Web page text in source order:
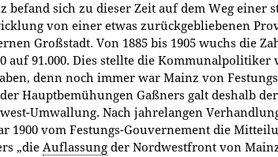
befand sich zu dieser Zeit auf dem Weg einer
von einer etwas zurückgebliebenen
Großstadt. Von 1885 bis 1905 wuchs die
auf 91.000. Dies stellte die
denn noch immer war Mainz von
Hauptbemühungen Gaßners galt deshalb
Umwallung. Nach jahrelangen
1900 vom Festungs-Gouvernement die
„die Auflassung der Nordwestfront von